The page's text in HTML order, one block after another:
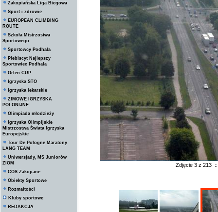
Zakopiańska Liga Biegowa
Sport i zdrowie
EUROPEAN CLIMBING
ROUTE
Szkoła Mistrzostwa
Sportowego
Sportowcy Podhala
Plebiscyt Najlepszy
Sportowiec Podhala
Orlen CUP
Igrzyska STO
Igrzyska lekarskie
ZIMOWE IGRZYSKA
POLONIJNE
Olimpiada młodzieży
Igrzyska Olimpijskie
Mistrzostwa Świata Igrzyska
Europejskie
Tour De Pologne Maratony
LANG TEAM
Uniwersjady, MS Juniorów
ZIOM
COS Zakopane
Obiekty Sportowe
Rozmaitości
Kluby sportowe
REDAKCJA
Zdjęcie 3 z 213